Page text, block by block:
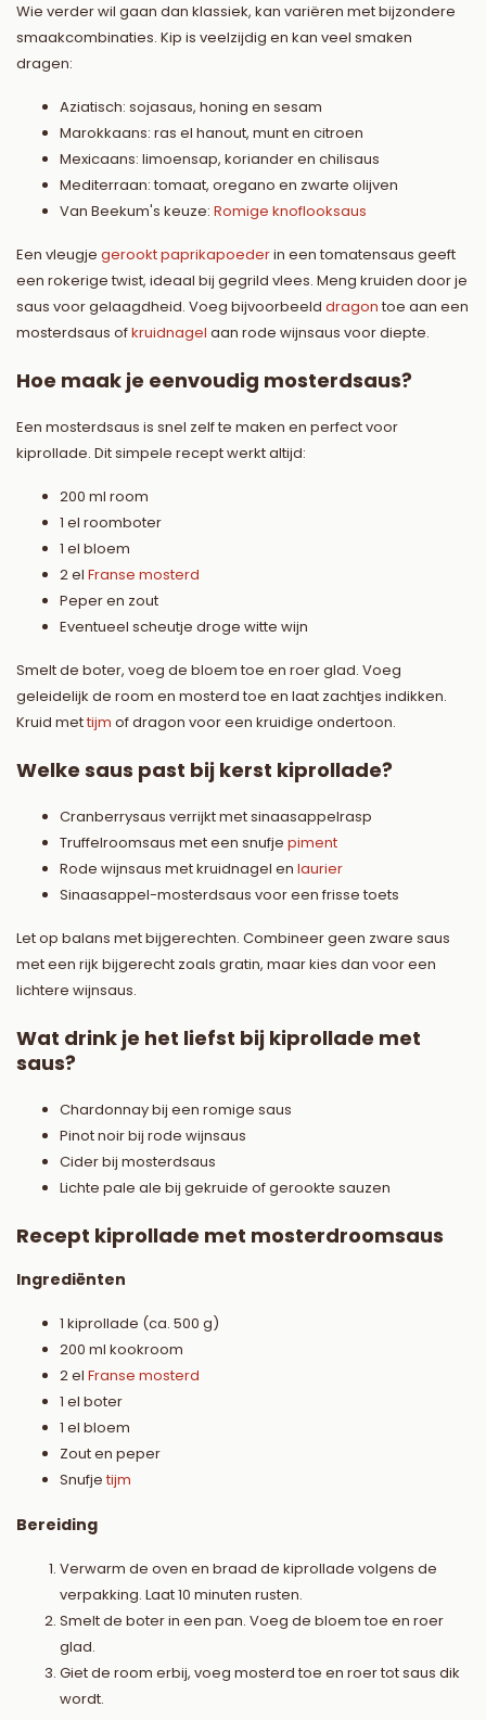
Wie verder wil gaan dan klassiek, kan variëren met bijzondere
smaakcombinaties. Kip is veelzijdig en kan veel smaken
dragen:
Aziatisch: sojasaus, honing en sesam
Marokkaans: ras el hanout, munt en citroen
Mexicaans: limoensap, koriander en chilisaus
Mediterraan: tomaat, oregano en zwarte olijven
Van Beekum's keuze: Romige knoflooksaus
Een vleugje gerookt paprikapoederin een tomatensaus geeft
een rokerige twist, ideaal bij gegrild vlees. Meng kruiden door je
saus voor gelaagdheid. Voeg bijvoorbeeld dragontoe aan een
mosterdsaus ofkruidnagel aan rode wijnsaus voor diepte.
Hoe maak je eenvoudig mosterdsaus?
Een mosterdsaus is snel zelf te maken en perfect voor
kiprollade. Dit simpele recept werkt altijd:
200 ml room
1 el roomboter
1 el bloem
2 el Franse mosterd
Peper en zout
Eventueel scheutje droge witte wijn
Smelt de boter, voeg de bloem toe en roer glad. Voeg
geleidelijk de room en mosterd toe en laat zachtjes indikken.
Kruid mettijm of dragon voor een kruidige ondertoon.
Welke saus past bij kerst kiprollade?
Cranberrysaus verrijkt met sinaasappelrasp
Truffelroomsaus met een snufje piment
Rode wijnsaus met kruidnagel en laurier
Sinaasappel-mosterdsaus voor een frisse toets
Let op balans met bijgerechten. Combineer geen zware saus
met een rijk bijgerecht zoals gratin, maar kies dan voor een
lichtere wijnsaus.
Wat drink je het liefst bij kiprollade met
saus?
Chardonnay bij een romige saus
Pinot noir bij rode wijnsaus
Cider bij mosterdsaus
Lichte pale ale bij gekruide of gerookte sauzen
Recept kiprollade met mosterdroomsaus
Ingrediënten
1 kiprollade (ca. 500 g)
200 ml kookroom
2 el Franse mosterd
1 el boter
1 el bloem
Zout en peper
Snufjetijm
Bereiding
Verwarm de oven en braad de kiprollade volgens de
verpakking. Laat 10 minuten rusten.
Smelt de boter in een pan. Voeg de bloem toe en roer
glad.
Giet de room erbij, voeg mosterd toe en roer tot saus dik
wordt.